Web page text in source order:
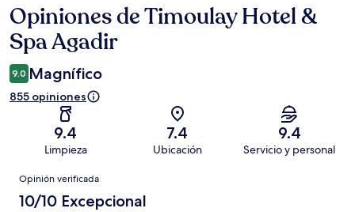
Opiniones
Opiniones de Timoulay Hotel &
Spa Agadir
9.0 Magnífico
855 opiniones
9.4
Limpieza
7.4
Ubicación
9.4
Servicio y personal
Opiniones
Opinión verificada
10/10 Excepcional